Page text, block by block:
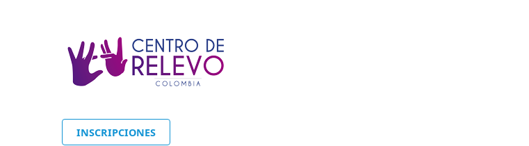
INSCRIPCIONES